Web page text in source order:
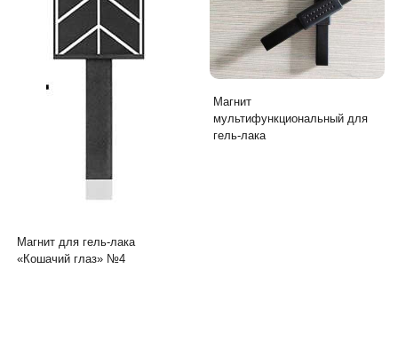
Магнит для гель-лака
«Кошачий глаз» №4
Магнит
мультифункциональный для
гель-лака